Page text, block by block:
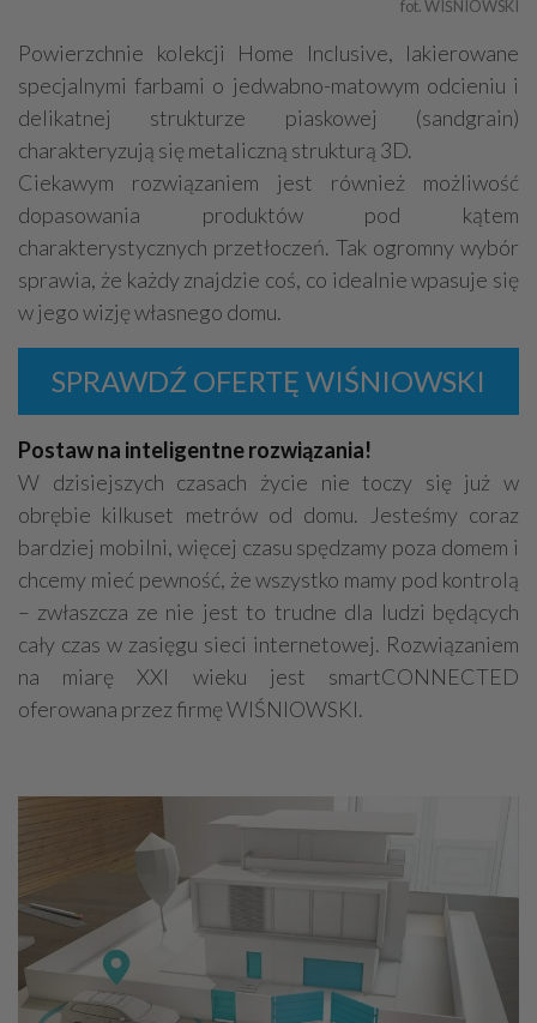
fot. WIŚNIOWSKI
Powierzchnie kolekcji Home Inclusive, lakierowane
specjalnymi farbami o jedwabno-matowym odcieniu i
delikatnej strukturze piaskowej (sandgrain)
charakteryzują się metaliczną strukturą 3D.
Ciekawym rozwiązaniem jest również możliwość
dopasowania produktów pod kątem
charakterystycznych przetłoczeń. Tak ogromny wybór
sprawia, że każdy znajdzie coś, co idealnie wpasuje się
w jego wizję własnego domu.
SPRAWDŹ OFERTĘ WIŚNIOWSKI
Postaw na inteligentne rozwiązania!
W dzisiejszych czasach życie nie toczy się już w
obrębie kilkuset metrów od domu. Jesteśmy coraz
bardziej mobilni, więcej czasu spędzamy poza domem i
chcemy mieć pewność, że wszystko mamy pod kontrolą
– zwłaszcza ze nie jest to trudne dla ludzi będących
cały czas w zasięgu sieci internetowej. Rozwiązaniem
na miarę XXI wieku jest smartCONNECTED
oferowana przez firmę WIŚNIOWSKI.